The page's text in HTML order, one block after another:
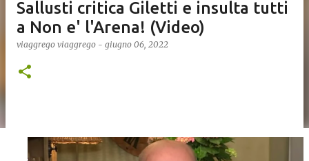
Sallusti critica Giletti e insulta tutti
a Non e' l'Arena! (Video)
viaggrego viaggrego - giugno 06, 2022